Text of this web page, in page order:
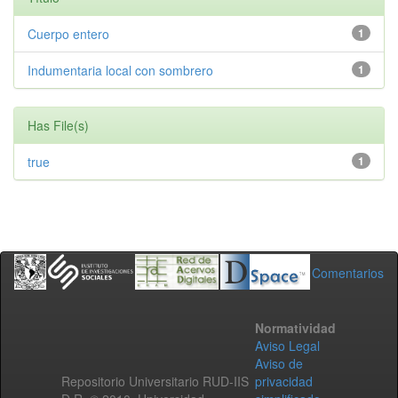
1
Cuerpo entero
1
Indumentaria local con sombrero
Has File(s)
1
true
Comentarios
Repositorio Universitario RUD-IIS
Normatividad
Aviso Legal
Aviso de
privacidad